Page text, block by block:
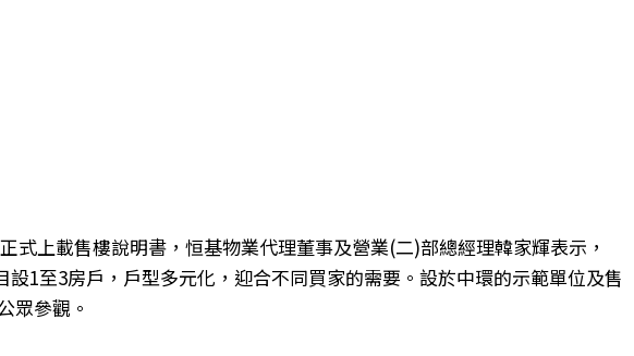
式上載售樓說明書，恒基物業代理董事及營業(二)部總經理韓家輝表示，
1至3房戶，戶型多元化，迎合不同買家的需要。設於中環的示範單位及售
眾參觀。